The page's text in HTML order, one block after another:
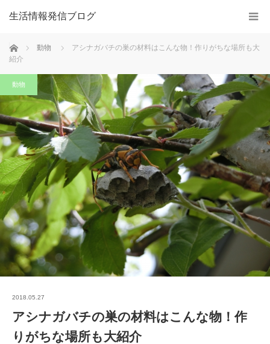
生活情報発信ブログ
ホーム 動物
アシナガバチの巣の材料はこんな物！作りがちな場所も大
紹介
動物
2018.05.27
アシナガバチの巣の材料はこんな物！作
りがちな場所も大紹介